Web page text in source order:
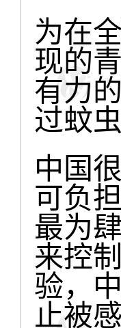
为在
现的
有力
过蚊
中国
可负
最为
来控
验，
止被